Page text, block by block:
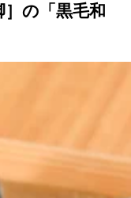
の「黒毛和